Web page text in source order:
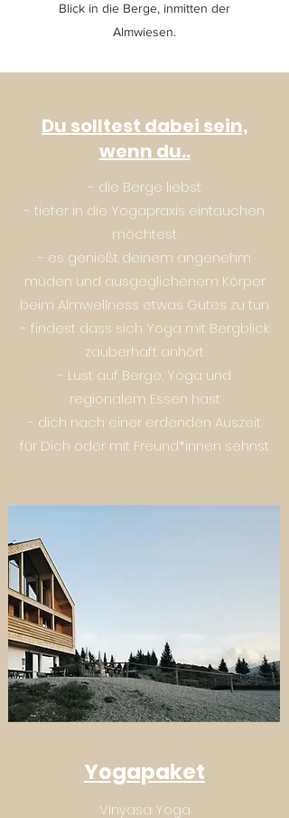
Blick in die Berge, inmitten der
Almwiesen.
Du solltest dabei sein,
wenn du..
- die Berge liebst
- tiefer in die Yogapraxis eintauchen
möchtest
- es genießt deinem angenehm
müden und ausgeglichenem Körper
beim Almwellness etwas Gutes zu tun
- findest dass sich Yoga mit Bergblick
zauberhaft anhört
- Lust auf Berge, Yoga und
regionalem Essen hast
- dich nach einer erdenden Auszeit
für Dich oder mit Freund*innen sehnst
Yogapaket
Vinyasa Yoga